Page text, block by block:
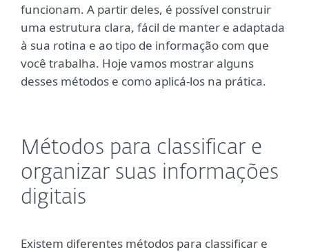
funcionam. A partir deles, é possível construir
uma estrutura clara, fácil de manter e adaptada
à sua rotina e ao tipo de informação com que
você trabalha. Hoje vamos mostrar alguns
desses métodos e como aplicá-los na prática.
Métodos para classificar e
organizar suas informações
digitais
Existem diferentes métodos para classificar e